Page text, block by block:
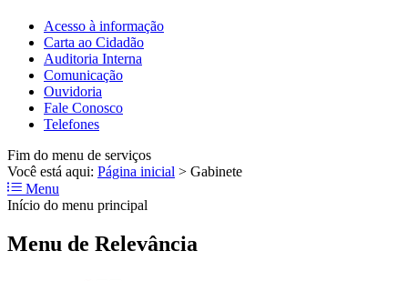
Acesso à informação
Carta ao Cidadão
Auditoria Interna
Comunicação
Ouvidoria
Fale Conosco
Telefones
Fim do menu de serviços
Você está aqui: Página inicial > Gabinete
Menu
Início do menu principal
Menu de Relevância